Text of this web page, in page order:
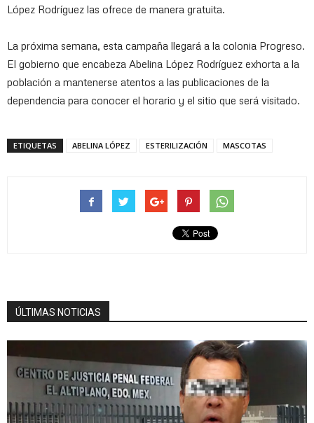
López Rodríguez las ofrece de manera gratuita.
La próxima semana, esta campaña llegará a la colonia Progreso.
El gobierno que encabeza Abelina López Rodríguez exhorta a la
población a mantenerse atentos a las publicaciones de la
dependencia para conocer el horario y el sitio que será visitado.
ETIQUETAS ABELINA LÓPEZ ESTERILIZACIÓN MASCOTAS
ÚLTIMAS NOTICIAS